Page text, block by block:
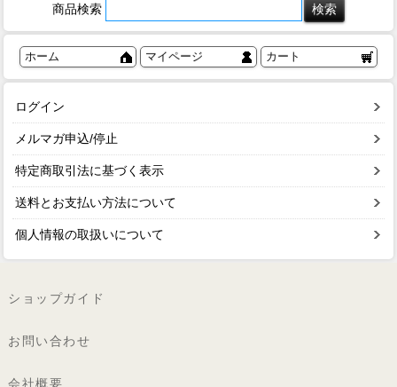
商品検索
ホーム マイページ カート
ログイン
メルマガ申込/停止
特定商取引法に基づく表示
送料とお支払い方法について
個人情報の取扱いについて
ショップガイド
お問い合わせ
会社概要